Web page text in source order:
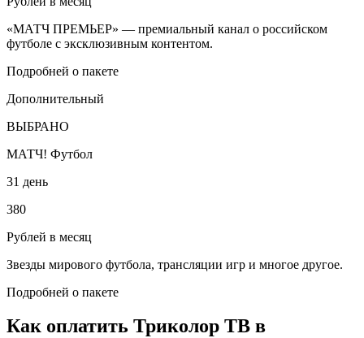
«МАТЧ ПРЕМЬЕР» — премиальный канал о российском
футболе с эксклюзивным контентом.
Подробней о пакете
Дополнительный
ВЫБРАНО
МАТЧ! Футбол
31 день
380
Рублей в месяц
Звезды мирового футбола, трансляции игр и многое другое.
Подробней о пакете
Как оплатить Триколор ТВ в